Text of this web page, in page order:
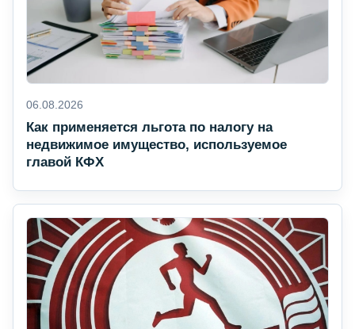
06.08.2026
Как применяется льгота по налогу на
недвижимое имущество, используемое
главой КФХ